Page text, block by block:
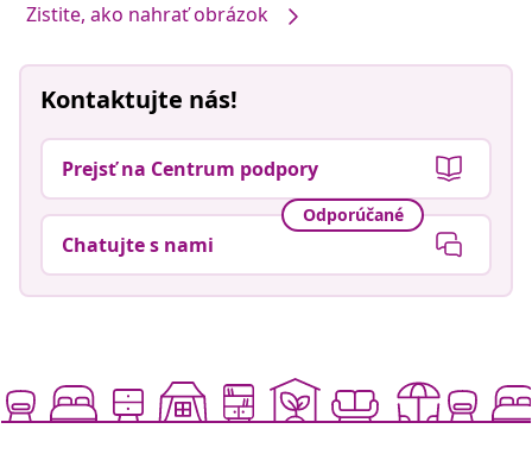
Zistite, ako nahrať obrázok
Kontaktujte nás!
Prejsť na Centrum podpory
Odporúčané
Chatujte s nami